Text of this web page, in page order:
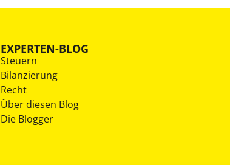
EXPERTEN-BLOG
Steuern
Bilanzierung
Recht
Über diesen Blog
Die Blogger